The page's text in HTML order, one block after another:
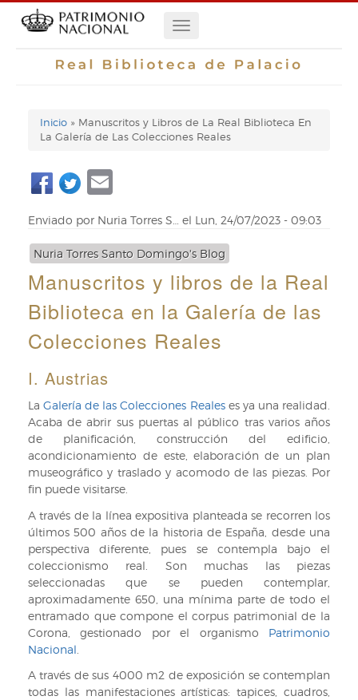
Navegación
principal
Enlaces
de
ayuda
de
navegación
Inicio
Manuscritos y Libros de La Real Biblioteca En
La Galería de Las Colecciones Reales
Enviado por Nuria Torres S… el Lun, 24/07/2023 - 09:03
Nuria Torres Santo Domingo's Blog
Manuscritos y libros de la Real
Biblioteca en la Galería de las
Colecciones Reales
I. Austrias
LaGalería de las Colecciones Realeses ya una realidad.
Acaba de abrir sus puertas al público tras varios años
de planificación, construcción del edificio,
acondicionamiento de este, elaboración de un plan
museográfico y traslado y acomodo de las piezas. Por
fin puede visitarse.
A través de la línea expositiva planteada se recorren los
últimos 500 años de la historia de España, desde una
perspectiva diferente, pues se contempla bajo el
coleccionismo real. Son muchas las piezas
seleccionadas que se pueden contemplar,
aproximadamente 650, una mínima parte de todo el
entramado que compone el corpus patrimonial de la
Corona, gestionado por el organismo Patrimonio
Nacional
A través de sus 4000 m2 de exposición se contemplan
todas las manifestaciones artísticas: tapices, cuadros,